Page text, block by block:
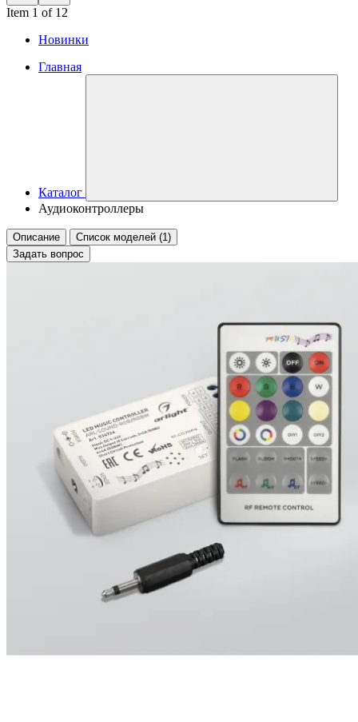
Item 1 of 12
Новинки
Главная
Каталог
Аудиоконтроллеры
Описание
Список моделей (1)
Задать вопрос